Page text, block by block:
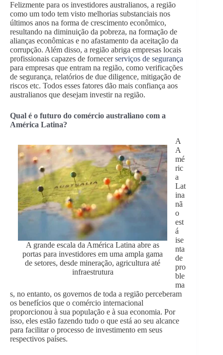
Felizmente para os investidores australianos, a região
como um todo tem visto melhorias substanciais nos
últimos anos na forma de crescimento econômico,
resultando na diminuição da pobreza, na formação de
alianças econômicas e no afastamento da aceitação da
corrupção. Além disso, a região abriga empresas locais
profissionais capazes de fornecerserviços de segurança
para empresas que entram na região, como verificações
de segurança, relatórios de due diligence, mitigação de
riscos etc. Todos esses fatores dão mais confiança aos
australianos que desejam investir na região.
Qual é o futuro do comércio australiano com a
América Latina?
A grande escala da América Latina abre as
portas para investidores em uma ampla gama
de setores, desde mineração, agricultura até
infraestrutura
A
A
mé
ric
a
Lat
ina
nã
o
est
á
ise
nta
de
pro
ble
ma
s, no entanto, os governos de toda a região perceberam
os benefícios que o comércio internacional
proporcionou à sua população e à sua economia. Por
isso, eles estão fazendo tudo o que está ao seu alcance
para facilitar o processo de investimento em seus
respectivos países.